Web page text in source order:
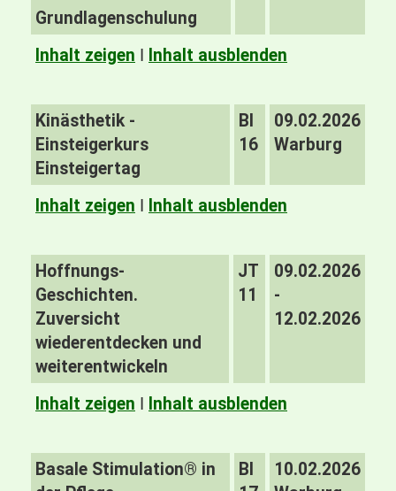
Grundlagenschulung
Inhalt zeigen I Inhalt ausblenden
Kinästhetik -
Einsteigerkurs
Einsteigertag
BI
16
09.02.2026
Warburg
Inhalt zeigen I Inhalt ausblenden
Hoffnungs-
Geschichten.
Zuversicht
wiederentdecken und
weiterentwickeln
JT
11
09.02.2026
-
12.02.2026
Inhalt zeigen I Inhalt ausblenden
Basale Stimulation® in
BI
10.02.2026